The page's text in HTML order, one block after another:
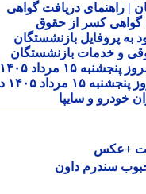
دریافت گواهی
کسر از حقوق
پروفایل بازنشستگان
خدمات بازنشستگان
قیمت خودروهای ایران خودرو سایپا امروز پنجشنبه ۱۵ مرداد ۱۴۰۵ |
قیمت خودروهای ایران خودرو سایپا امروز پنجشنبه ۱۵ مرداد ۱۴۰۵ در
و سایپا
+عکس
سندرم داون